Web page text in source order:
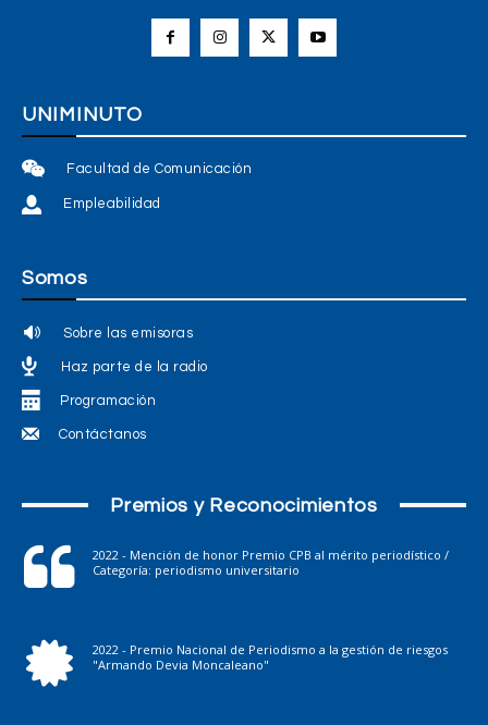
UNIMINUTO
Facultad de Comunicación
Empleabilidad
Somos
Sobre las emisoras
Haz parte de la radio
Programación
Contáctanos
Premios y Reconocimientos
2022 - Mención de honor Premio CPB al mérito periodístico /
Categoría: periodismo universitario
2022 - Premio Nacional de Periodismo a la gestión de riesgos
"Armando Devia Moncaleano"